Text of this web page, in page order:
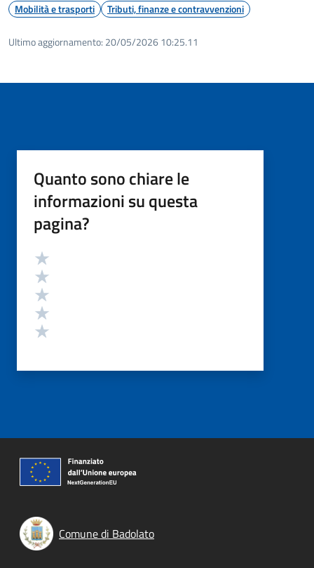
Mobilità e trasporti Tributi, finanze e contravvenzioni
Ultimo aggiornamento: 20/05/2026 10:25.11
Quanto sono chiare le
informazioni su questa
pagina?
Valutazione
Comune di Badolato